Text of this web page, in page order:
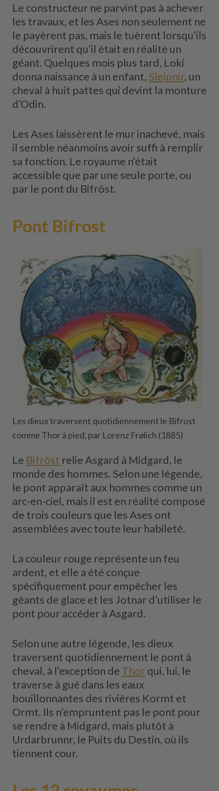
Le constructeur ne parvint pas à achever
les travaux, et les Ases non seulement ne
le payèrent pas, mais le tuèrent lorsqu’ils
découvrirent qu’il était en réalité un
géant. Quelques mois plus tard, Loki
donna naissance à un enfant, Sleipnir, un
cheval à huit pattes qui devint la monture
d’Odin.
Les Ases laissèrent le mur inachevé, mais
il semble néanmoins avoir suffi à remplir
sa fonction. Le royaume n’était
accessible que par une seule porte, ou
par le pont du Bifröst.
Pont Bifrost
Les dieux traversent quotidiennement le Bifrost
comme Thor à pied, par Lorenz Frølich (1885)
Le Bifröst relie Asgard à Midgard, le
monde des hommes. Selon une légende,
le pont apparaît aux hommes comme un
arc-en-ciel, mais il est en réalité composé
de trois couleurs que les Ases ont
assemblées avec toute leur habileté.
La couleur rouge représente un feu
ardent, et elle a été conçue
spécifiquement pour empêcher les
géants de glace et les Jotnar d’utiliser le
pont pour accéder à Asgard.
Selon une autre légende, les dieux
traversent quotidiennement le pont à
cheval, à l’exception de Thorqui, lui, le
traverse à gué dans les eaux
bouillonnantes des rivières Kormt et
Ormt. Ils n’empruntent pas le pont pour
se rendre à Midgard, mais plutôt à
Urdarbrunnr, le Puits du Destin, où ils
tiennent cour.